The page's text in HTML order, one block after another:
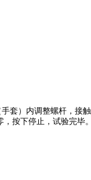
内调整螺杆，接触钢
，按下停止，试验